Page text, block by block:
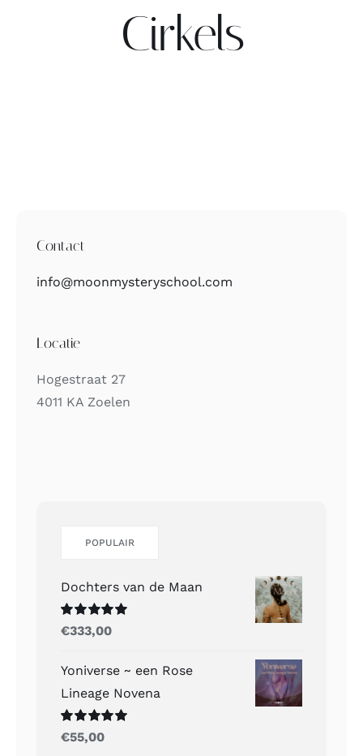
Contact
Cirkels
Contact
info@moonmysteryschool.com
Locatie
Hogestraat 27
4011 KA Zoelen
POPULAIR
Dochters van de Maan
Gewaardeerd
uit 5
€333,00
Yoniverse ~ een Rose
Lineage Novena
Gewaardeerd
uit 5
€55,00